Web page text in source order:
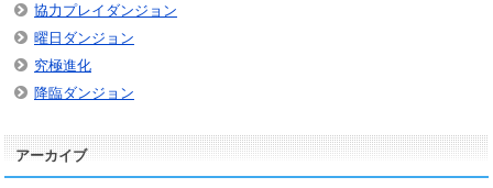
協力プレイダンジョン
曜日ダンジョン
究極進化
降臨ダンジョン
アーカイブ